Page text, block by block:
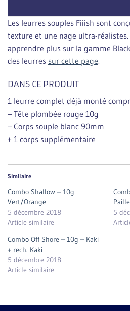
Les leurres souples Fiiish sont
texture et une nage ultra-réalistes.
apprendre plus sur la gamme
des leurres sur cette page.
DANS CE PRODUIT
1 leurre complet déjà monté
– Tête plombée rouge 10g
– Corps souple blanc 90mm
+ 1 corps supplémentaire
Similaire
Combo Shallow – 10g
Vert/Orange
5 décembre 2018
Article similaire
5
Combo Off Shore – 10g – Kaki
+ rech. Kaki
5 décembre 2018
Article similaire